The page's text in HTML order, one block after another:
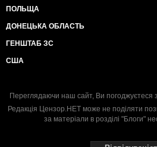
ПОЛЬЩА
ДОНЕЦЬКА ОБЛАСТЬ
ГЕНШТАБ ЗС
США
Переглядаючи наш сайт, Ви погоджуєтеся з
Редакція Цензор.НЕТ може не поділяти
за матеріали в розділі "Блоги"